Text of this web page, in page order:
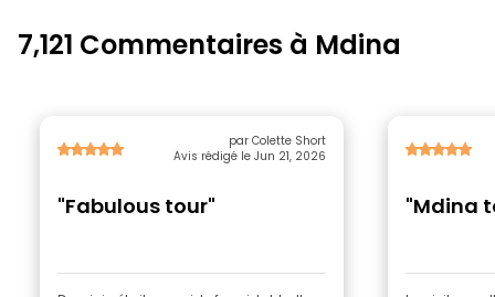
7,121 Commentaires à Mdina
par Colette Short
Avis rédigé le Jun 21, 2026
"Fabulous tour" "Mdina